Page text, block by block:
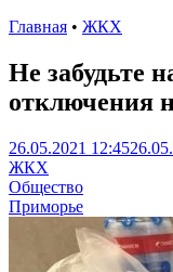
Главная • ЖКХ
Не забудьте
отключения
26.05.2021 12:45
ЖКХ
Общество
Приморье